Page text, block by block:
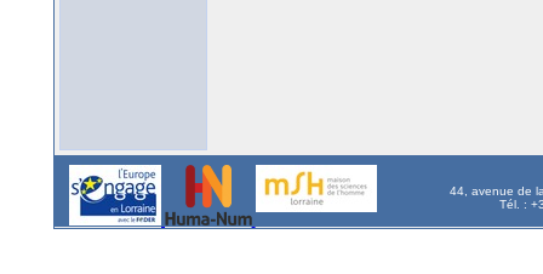
44, avenue de
Tél. :